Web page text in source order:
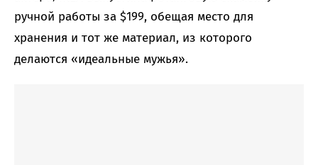
ручной работы за $199, обещая место для
хранения и тот же материал, из которого
делаются «идеальные мужья».